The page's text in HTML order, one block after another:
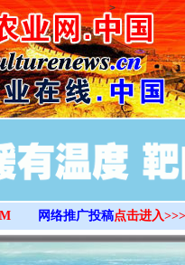
>
网络推广投稿点击进入>>>